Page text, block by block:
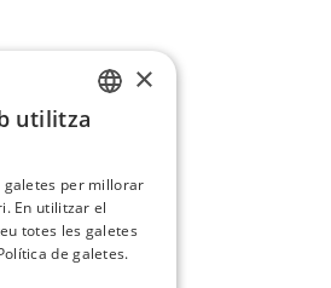
×
utilitza
per millorar
En utilitzar el
totes les galetes
de galetes.